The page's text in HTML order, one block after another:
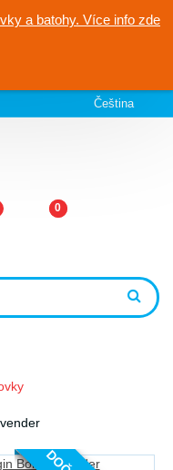
a batohy. Více info zde
Čeština
0